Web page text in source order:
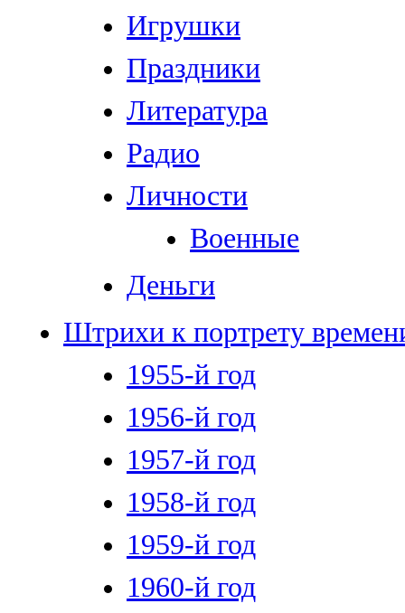
Игрушки
Праздники
Литература
Радио
Личности
Военные
Деньги
Штрихи к портрету
1955-й год
1956-й год
1957-й год
1958-й год
1959-й год
1960-й год